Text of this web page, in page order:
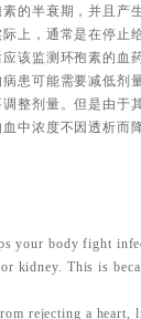
的半衰期，并且产
上，通常是在停止
该监测环孢素的血
患可能需要减低剂
整剂量。但是由于
中浓度不因透析而
your body fight
kidney. This is
rejecting a heart,